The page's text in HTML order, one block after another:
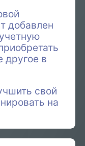
добавлен
другое в
свой
на